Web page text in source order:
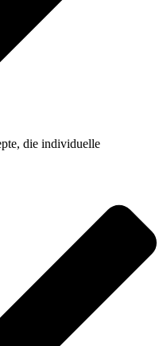
die individuelle